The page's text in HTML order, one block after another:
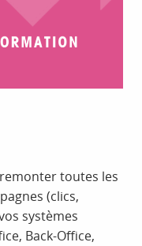
toutes les
(clics,
systèmes
Back-Office,